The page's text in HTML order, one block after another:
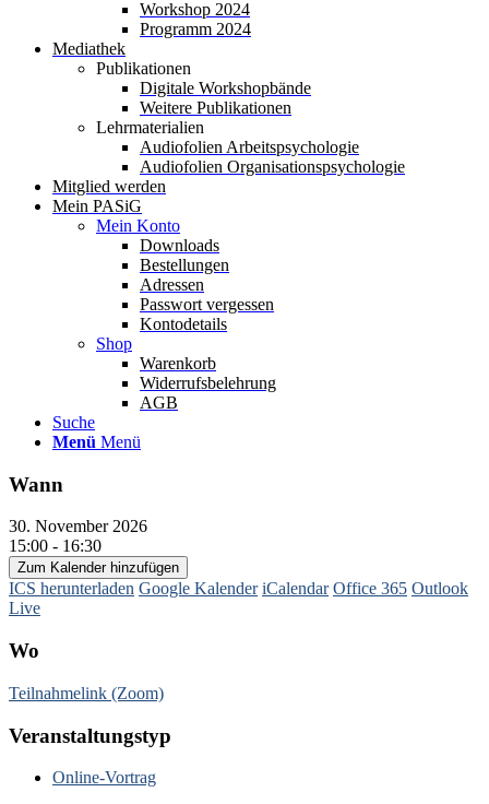
Workshop 2024
Programm 2024
Mediathek
Publikationen
Digitale Workshopbände
Weitere Publikationen
Lehrmaterialien
Audiofolien Arbeitspsychologie
Audiofolien Organisationspsychologie
Mitglied werden
Mein PASiG
Mein Konto
Downloads
Bestellungen
Adressen
Passwort vergessen
Kontodetails
Shop
Warenkorb
Widerrufsbelehrung
AGB
Suche
Menü Menü
Wann
30. November 2026
15:00 - 16:30
Zum Kalender hinzufügen
ICS herunterladen Google Kalender iCalendar Office 365 Outlook
Live
Wo
Teilnahmelink (Zoom)
Veranstaltungstyp
Online-Vortrag